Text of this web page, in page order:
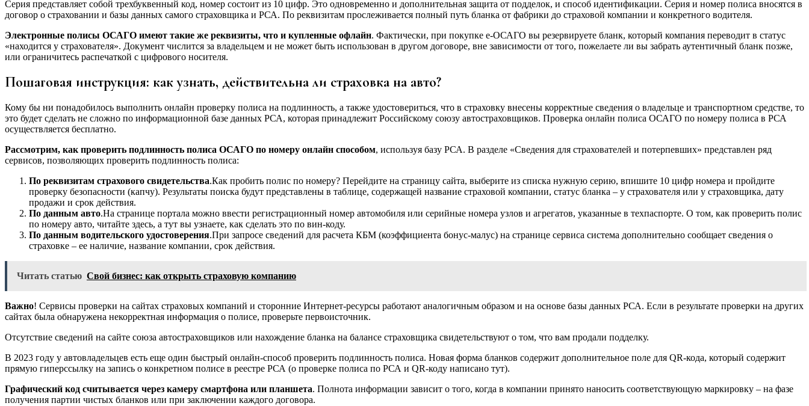
Серия представляет собой трехбуквенный код, номер состоит из 10 цифр. Это одновременно и дополнительная защита от подделок, и способ идентификации. Серия и номер полиса вносятся в
договор о страховании и базы данных самого страховщика и РСА. По реквизитам прослеживается полный путь бланка от фабрики до страховой компании и конкретного водителя.
Электронные полисы ОСАГО имеют такие же реквизиты, что и купленные офлайн. Фактически, при покупке е-ОСАГО вы резервируете бланк, который компания переводит в статус
«находится у страхователя». Документ числится за владельцем и не может быть использован в другом договоре, вне зависимости от того, пожелаете ли вы забрать аутентичный бланк позже,
или ограничитесь распечаткой с цифрового носителя.
Пошаговая инструкция: как узнать, действительна ли страховка на авто?
Кому бы ни понадобилось выполнить онлайн проверку полиса на подлинность, а также удостовериться, что в страховку внесены корректные сведения о владельце и транспортном средстве, то
это будет сделать не сложно по информационной базе данных РСА, которая принадлежит Российскому союзу автостраховщиков. Проверка онлайн полиса ОСАГО по номеру полиса в РСА
осуществляется бесплатно.
Рассмотрим, как проверить подлинность полиса ОСАГО по номеру онлайн способом, используя базу РСА. В разделе «Сведения для страхователей и потерпевших» представлен ряд
сервисов, позволяющих проверить подлинность полиса:
По реквизитам страхового свидетельства.Как пробить полис по номеру? Перейдите на страницу сайта, выберите из списка нужную серию, впишите 10 цифр номера и пройдите
проверку безопасности (капчу). Результаты поиска будут представлены в таблице, содержащей название страховой компании, статус бланка – у страхователя или у страховщика, дату
продажи и срок действия.
По данным авто.На странице портала можно ввести регистрационный номер автомобиля или серийные номера узлов и агрегатов, указанные в техпаспорте. О том, как проверить полис
по номеру авто, читайте здесь, а тут вы узнаете, как сделать это по вин-коду.
По данным водительского удостоверения.При запросе сведений для расчета КБМ (коэффициента бонус-малус) на странице сервиса система дополнительно сообщает сведения о
страховке – ее наличие, название компании, срок действия.
Читать статью Свой бизнес: как открыть страховую компанию
Важно! Сервисы проверки на сайтах страховых компаний и сторонние Интернет-ресурсы работают аналогичным образом и на основе базы данных РСА. Если в результате проверки на других
сайтах была обнаружена некорректная информация о полисе, проверьте первоисточник.
Отсутствие сведений на сайте союза автостраховщиков или нахождение бланка на балансе страховщика свидетельствуют о том, что вам продали подделку.
В 2023 году у автовладельцев есть еще один быстрый онлайн-способ проверить подлинность полиса. Новая форма бланков содержит дополнительное поле для QR-кода, который содержит
прямую гиперссылку на запись о конкретном полисе в реестре РСА (о проверке полиса по РСА и QR-коду написано тут).
Графический код считывается через камеру смартфона или планшета. Полнота информации зависит о того, когда в компании принято наносить соответствующую маркировку – на фазе
получения партии чистых бланков или при заключении каждого договора.